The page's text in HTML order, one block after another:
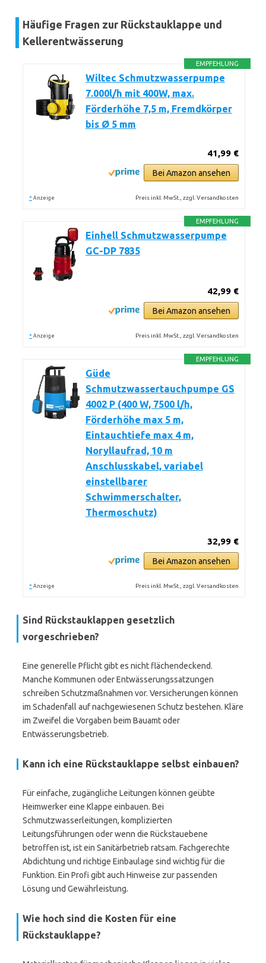
Häufige Fragen zur Rückstauklappe und
Kellerentwässerung
EMPFEHLUNG
Wiltec Schmutzwasserpumpe
7.000l/h mit 400W, max.
Förderhöhe 7,5 m, Fremdkörper
bis Ø 5 mm
41,99 €
Bei Amazon ansehen
* Anzeige Preis inkl. MwSt., zzgl. Versandkosten
EMPFEHLUNG
Einhell Schmutzwasserpumpe
GC-DP 7835
42,99 €
Bei Amazon ansehen
* Anzeige Preis inkl. MwSt., zzgl. Versandkosten
EMPFEHLUNG
Güde
Schmutzwassertauchpumpe GS
4002 P (400 W, 7500 l/h,
Förderhöhe max 5 m,
Eintauchtiefe max 4 m,
Noryllaufrad, 10 m
Anschlusskabel, variabel
einstellbarer
Schwimmerschalter,
Thermoschutz)
32,99 €
Bei Amazon ansehen
* Anzeige Preis inkl. MwSt., zzgl. Versandkosten
Sind Rückstauklappen gesetzlich
vorgeschrieben?
Eine generelle Pflicht gibt es nicht flächendeckend.
Manche Kommunen oder Entwässerungssatzungen
schreiben Schutzmaßnahmen vor. Versicherungen können
im Schadenfall auf nachgewiesenen Schutz bestehen. Kläre
im Zweifel die Vorgaben beim Bauamt oder
Entwässerungsbetrieb.
Kann ich eine Rückstauklappe selbst einbauen?
Für einfache, zugängliche Leitungen können geübte
Heimwerker eine Klappe einbauen. Bei
Schmutzwasserleitungen, komplizierten
Leitungsführungen oder wenn die Rückstauebene
betroffen ist, ist ein Sanitärbetrieb ratsam. Fachgerechte
Abdichtung und richtige Einbaulage sind wichtig für die
Funktion. Ein Profi gibt auch Hinweise zur passenden
Lösung und Gewährleistung.
Wie hoch sind die Kosten für eine
Rückstauklappe?